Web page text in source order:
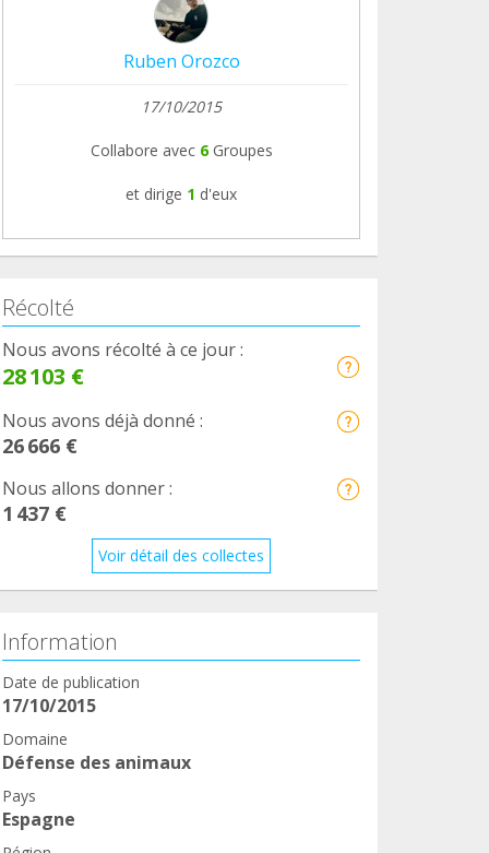
Ruben Orozco
17/10/2015
Collabore avec6Groupes
et dirige 1 d'eux
Récolté
Nous avons récolté à ce jour :
28 103 €
Nous avons déjà donné :
26 666 €
Nous allons donner :
1 437 €
Voir détail des collectes
Information
Date de publication
17/10/2015
Domaine
Défense des animaux
Pays
Espagne